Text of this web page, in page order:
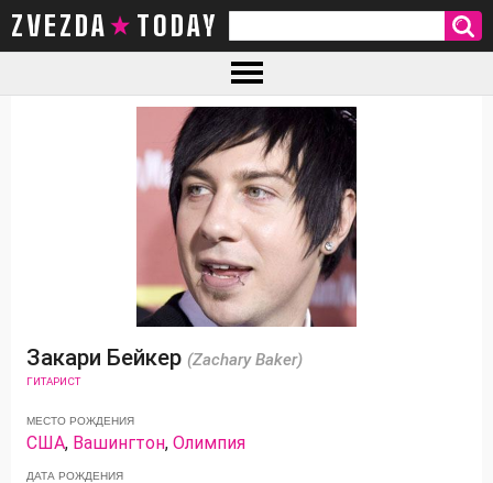
ZVEZDA TODAY
Закари Бейкер (Zachary Baker)
ГИТАРИСТ
МЕСТО РОЖДЕНИЯ
США, Вашингтон,Олимпия
ДАТА РОЖДЕНИЯ